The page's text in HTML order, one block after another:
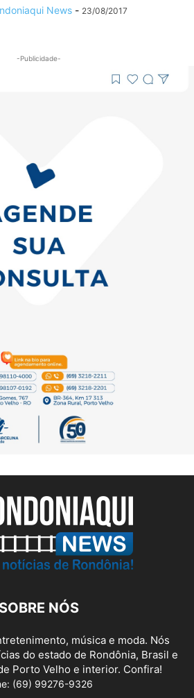
News - 23/08/2017
-Publicidade-
SOBRE NÓS
música e moda. Nós
do estado de Rondônia, Brasil e
Porto Velho e interior. Confira!
(69) 99276-9326